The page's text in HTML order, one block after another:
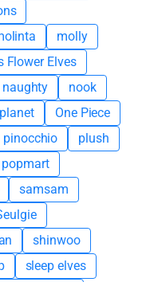
molly
Flower Elves
naughty
nook
One Piece
pinocchio
plush
popmart
samsam
shinwoo
sleep elves